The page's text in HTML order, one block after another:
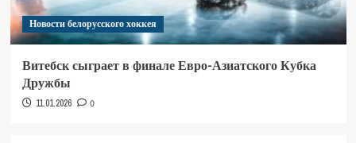
Новости белорусского хоккея
Витебск сыграет в финале Евро-Азиатского Кубка
Дружбы
11.01.2026 0